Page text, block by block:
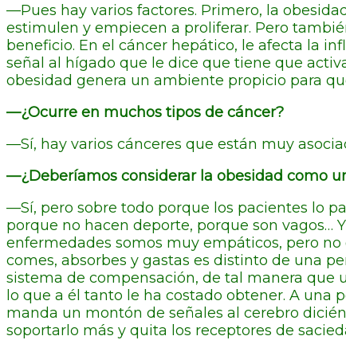
—Pues hay varios factores. Primero, la
estimulen y empiecen a proliferar. Pero
beneficio. En el cáncer hepático, le afecta la
señal al hígado que le dice que tiene que
obesidad genera un ambiente propicio para
—¿Ocurre en muchos tipos de cáncer?
—Sí, hay varios cánceres que están muy
—¿Deberíamos considerar la obesidad como
—Sí, pero sobre todo porque los pacientes lo
porque no hacen deporte, porque son vagos…
enfermedades somos muy empáticos, pero
comes, absorbes y gastas es distinto de una
sistema de compensación, de tal manera que
lo que a él tanto le ha costado obtener. A una
manda un montón de señales al cerebro
soportarlo más y quita los receptores de